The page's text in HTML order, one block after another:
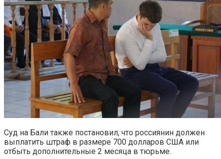
Суд на Бали также постановил, что россиянин должен
выплатить штраф в размере 700 долларов США или
отбыть дополнительные 2 месяца в тюрьме.